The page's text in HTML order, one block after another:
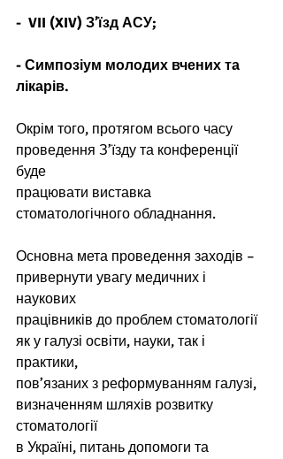
-  VII (XIV) З’їзд АСУ;
- Симпозіум молодих вчених та
лікарів.
Окрім того, протягом всього часу
проведення З’їзду та конференції
буде
працювати виставка
стоматологічного обладнання.
Основна мета проведення заходів –
привернути увагу медичних і
наукових
працівників до проблем стоматології
як у галузі освіти, науки, так і
практики,
пов’язаних з реформуванням галузі,
визначенням шляхів розвитку
стоматології
в Україні, питань допомоги та